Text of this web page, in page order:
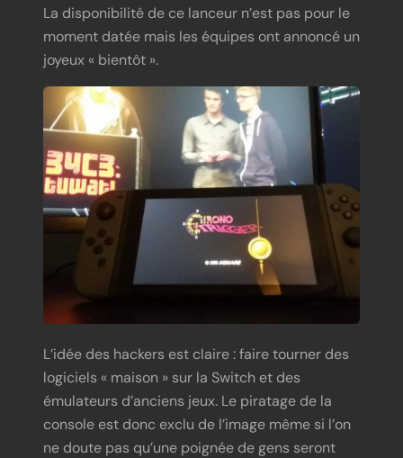
La disponibilité de ce lanceur n’est pas pour le
moment datée mais les équipes ont annoncé un
joyeux « bientôt ».
L’idée des hackers est claire : faire tourner des
logiciels « maison » sur la Switch et des
émulateurs d’anciens jeux. Le piratage de la
console est donc exclu de l’image même si l’on
ne doute pas qu’une poignée de gens seront